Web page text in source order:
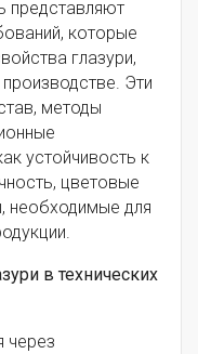
представляют
которые
глазури,
Эти
методы
устойчивость к
цветовые
необходимые для
в технических
через